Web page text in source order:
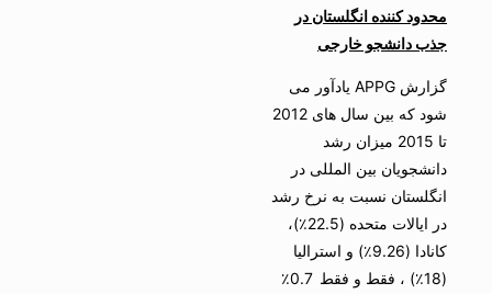
محدود کننده انگلستان در
جذب دانشجو خارجی
گزارش APPG یادآور می
شود که بین سال های 2012
تا 2015 میزان رشد
دانشجویان بین المللی در
انگلستان نسبت به نرخ رشد
در ایالات متحده (22.5٪)،
کانادا (9.26٪) و استرالیا
(18٪) ، فقط و فقط 0.7٪